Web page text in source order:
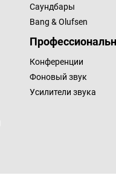
Саундбары
Bang & Olufsen
Конференции
Фоновый звук
Усилители звука